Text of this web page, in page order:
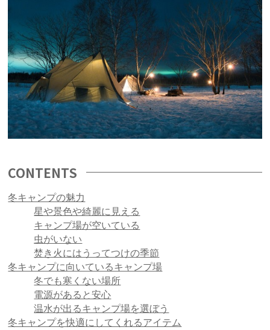
CONTENTS
冬キャンプの魅力
星や景色や綺麗に見える
キャンプ場が空いている
虫がいない
焚き火にはうってつけの季節
冬キャンプに向いているキャンプ場
冬でも寒くない場所
電源があると安心
温水が出るキャンプ場を選ぼう
冬キャンプを快適にしてくれるアイテム